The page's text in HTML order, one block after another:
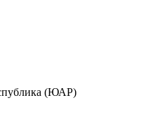
(ЮАР)